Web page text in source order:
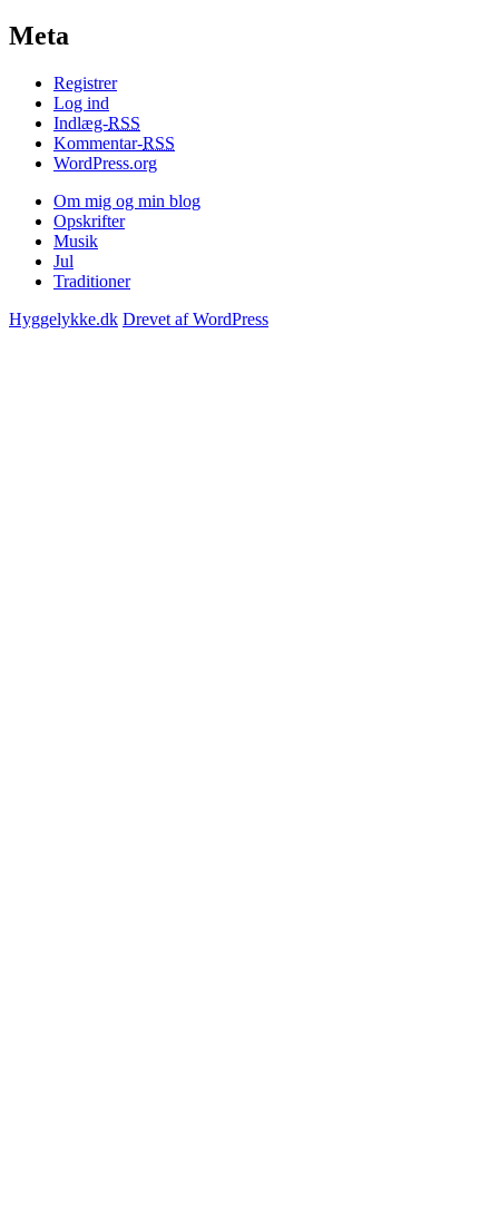
Meta
Registrer
Log ind
Indlæg-RSS
Kommentar-RSS
WordPress.org
Om mig og min blog
Opskrifter
Musik
Jul
Traditioner
Hyggelykke.dk Drevet af WordPress